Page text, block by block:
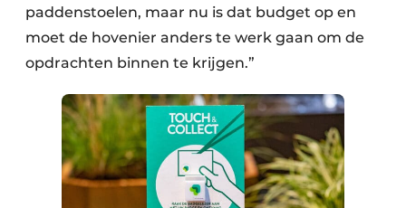
paddenstoelen, maar nu is dat budget op en
moet de hovenier anders te werk gaan om de
opdrachten binnen te krijgen.”